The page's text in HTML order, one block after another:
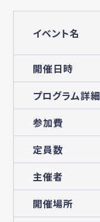
イベント名
開催日時
プログラム詳細
参加費
定員数
主催者
開催場所